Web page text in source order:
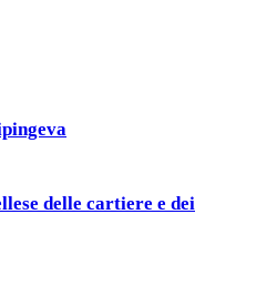
delle cartiere e dei